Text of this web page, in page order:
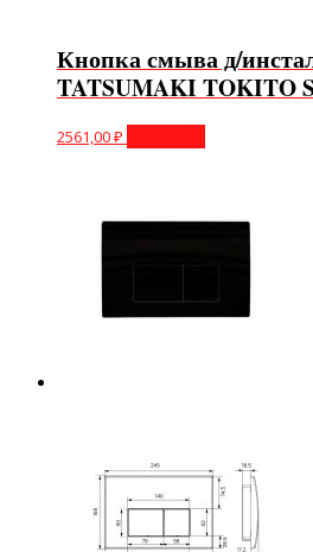
Кнопка смыва д/
TATSUMAKI TOKITO
2561,00₽